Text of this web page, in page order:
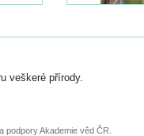
veškeré přírody.
podpory Akademie věd ČR.